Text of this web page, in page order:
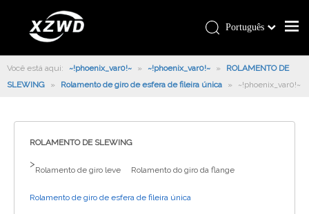
Português
Você está aqui: ~!phoenix_var0!~ » ~!phoenix_var0!~ »
ROLAMENTO DE
SLEWING
» Rolamento de giro de esfera de fileira única » ~!phoenix_var0!~
ROLAMENTO DE SLEWING
>
Rolamento de giro leve Rolamento do giro da flange
Rolamento de giro de esfera de fileira única